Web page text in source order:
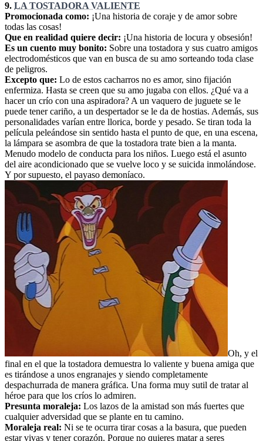
9. LA TOSTADORA VALIENTE
Promocionada como: ¡Una historia de coraje y de amor sobre
todas las cosas!
Que en realidad quiere decir: ¡Una historia de locura y obsesión!
Es un cuento muy bonito: Sobre una tostadora y sus cuatro amigos
electrodomésticos que van en busca de su amo sorteando toda clase
de peligros.
Excepto que: Lo de estos cacharros no es amor, sino fijación
enfermiza. Hasta se creen que su amo jugaba con ellos. ¿Qué va a
hacer un crío con una aspiradora? A un vaquero de juguete se le
puede tener cariño, a un despertador se le da de hostias. Además, sus
personalidades varían entre llorica, borde y pesado. Se tiran toda la
película peleándose sin sentido hasta el punto de que, en una escena,
la lámpara se asombra de que la tostadora trate bien a la manta.
Menudo modelo de conducta para los niños. Luego está el asunto
del aire acondicionado que se vuelve loco y se suicida inmolándose.
Y por supuesto, el payaso demoníaco.
Oh, y el
final en el que la tostadora demuestra lo valiente y buena amiga que
es tirándose a unos engranajes y siendo completamente
despachurrada de manera gráfica. Una forma muy sutil de tratar al
héroe para que los críos lo admiren.
Presunta moraleja: Los lazos de la amistad son más fuertes que
cualquier adversidad que se plante en tu camino.
Moraleja real: Ni se te ocurra tirar cosas a la basura, que pueden
estar vivas y tener corazón. Porque no quieres matar a seres